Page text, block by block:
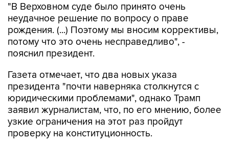
"В Верховном суде было принято очень
неудачное решение по вопросу о праве
рождения. (...) Поэтому мы вносим коррективы,
потому что это очень несправедливо", -
пояснил президент.
Газета отмечает, что два новых указа
президента "почти наверняка столкнутся с
юридическими проблемами", однако Трамп
заявил журналистам, что, по его мнению, более
узкие ограничения на этот раз пройдут
проверку на конституционность.